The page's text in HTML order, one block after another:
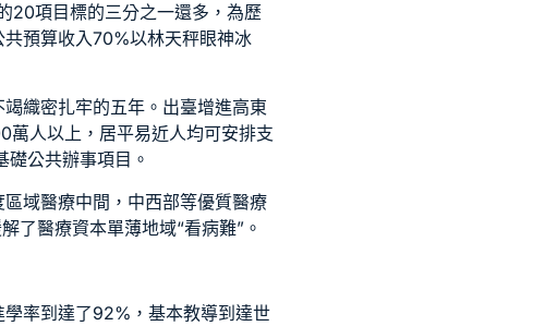
20項目標的三分之一還多，為歷
預算收入70%以林天秤眼神冰
織密扎牢的五年。出臺增進高東
萬人以上，居平易近人均可安排支
礎公共辦事項目。
域醫療中間，中西部等優質醫療
了醫療資本單薄地域“看病難”。
率到達了92%，基本教導到達世